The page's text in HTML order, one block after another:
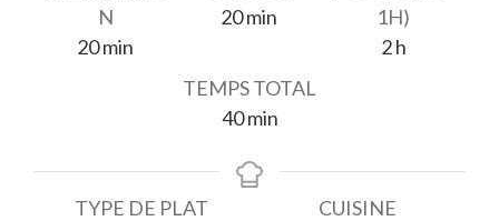
N
20minutes
min
20minutes
min
1H)
2heures
h
TEMPS TOTAL
40minutes
min
TYPE DE PLAT
CUISINE